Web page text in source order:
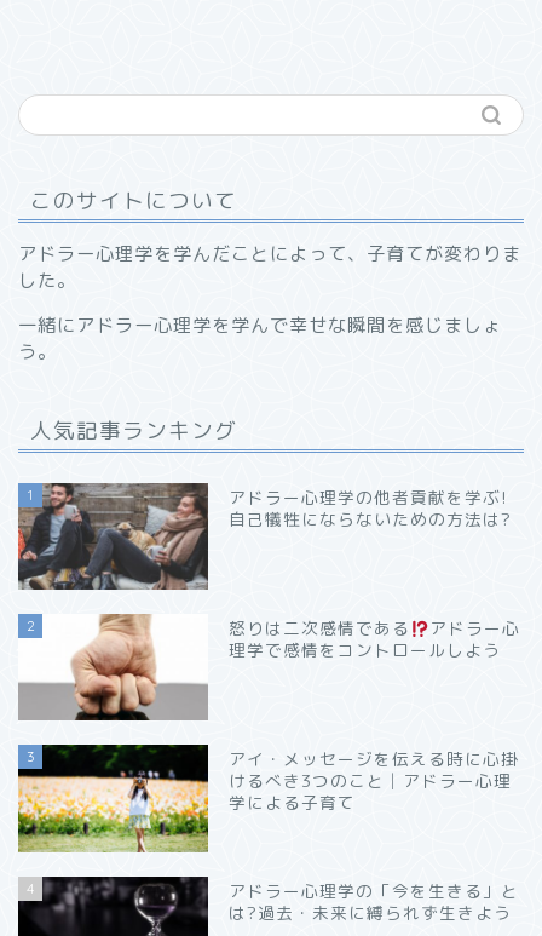
このサイトについて
アドラー心理学を学んだことによって、子育てが変わりま
した。
一緒にアドラー心理学を学んで幸せな瞬間を感じましょ
う。
人気記事ランキング
1
アドラー心理学の他者貢献を学ぶ!
自己犠牲にならないための方法は?
2 怒りは二次感情である
アドラー心
理学で感情をコントロールしよう
3
アイ・メッセージを伝える時に心掛
けるべき3つのこと│アドラー心理
学による子育て
4
アドラー心理学の「今を生きる」と
は?過去・未来に縛られず生きよう